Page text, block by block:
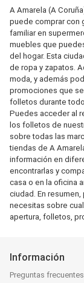
A Amarela (A
puede comprar con
familiar en
muebles que
del hogar. Esta
de ropa y zapatos.
moda, y además
promociones que
folletos durante
Puedes acceder al
los folletos de
sobre todas las
tiendas de A
información en
encontrarlas y
casa o en la oficina
ciudad. En
necesitas sobre
apertura, folletos,
Información
Preguntas frecuentes